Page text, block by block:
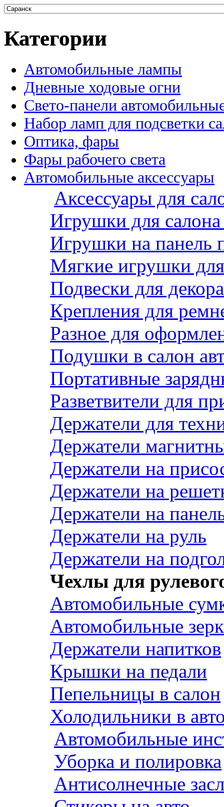
Категории
Автомобильные лампы
Дневные ходовые огни
Свето-панели
Набор ламп для подсветки
Оптика, фары
Фары рабочего света
Автомобильные аксессуары
Аксессуары для
Игрушки для
Игрушки на панель
Мягкие игрушки
Подвески для декора
Крепления для
Разное для
Подушки в салон
Портативные
Разветвители для
Держатели для
Держатели
Держатели на
Держатели на
Держатели на
Держатели на руль
Держатели на
Чехлы для
Автомобильные
Автомобильные
Держатели напитков
Крышки на педали
Пепельницы в салон
Холодильники в
Автомобильные
Уборка и полировка
Антисолнечные